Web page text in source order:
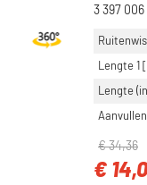
3 397 006
Lengte 1
Lengte
€ 34,36
€